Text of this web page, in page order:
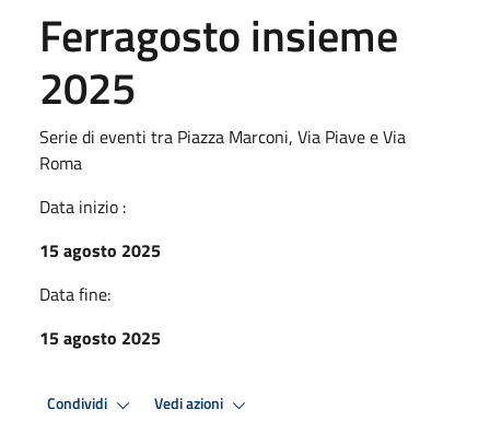
Ferragosto insieme
2025
Serie di eventi tra Piazza Marconi, Via Piave e Via
Roma
Data inizio :
15 agosto 2025
Data fine:
15 agosto 2025
Condividi Vedi azioni